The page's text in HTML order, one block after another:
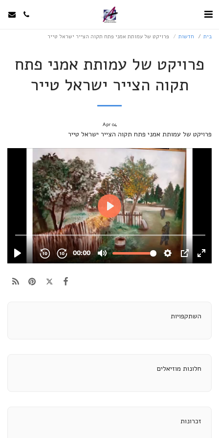
בית חדשות פרויקט של עמותת אמני פתח תקוה הצייר ישראל טייר
פרויקט של עמותת אמני פתח
תקוה הצייר ישראל טייר
04
Apr
פרויקט של עמותת אמני פתח תקוה הצייר ישראל טייר
השתקפויות
חלונות מוזיאלים
זכרונות